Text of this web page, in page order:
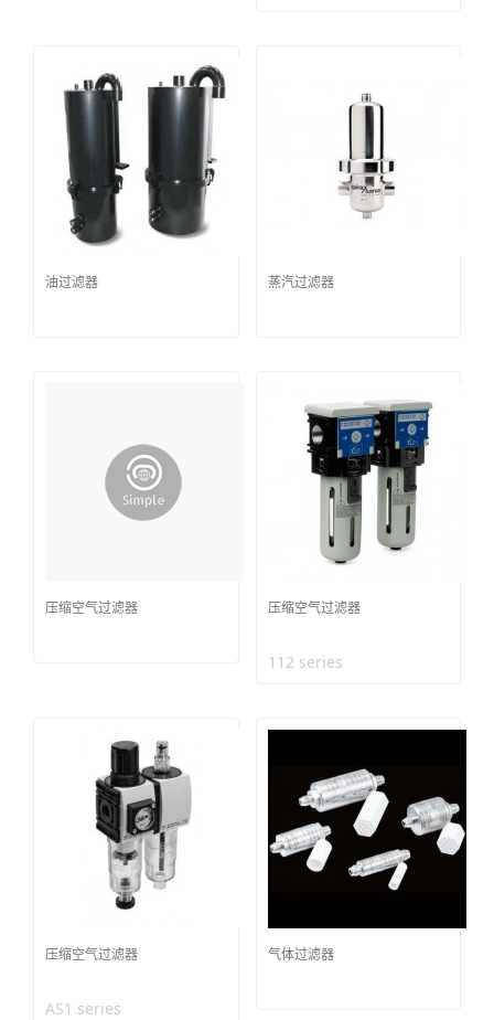
油过滤器 蒸汽过滤器
压缩空气过滤器 压缩空气过滤器
112 series
压缩空气过滤器
AS1 series
气体过滤器